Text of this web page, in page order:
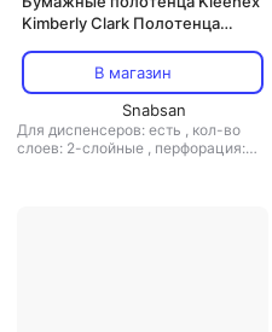
Kimberly Clark Полотенца
Clark Ultra S-сложения 2-
слойные 30 пачек по 124
В магазин
Snabsan
Для диспенсеров: есть , кол-во
слоев: 2-слойные , перфорация: